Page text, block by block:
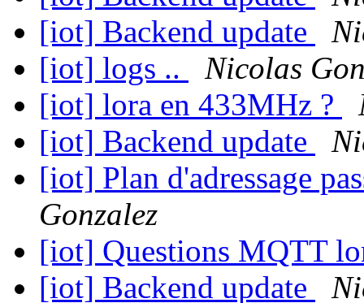
[iot] Backend update
[iot] logs ..
Nicolas
[iot] lora en 433MHz ?
[iot] Backend update
[iot] Plan d'adressage
Gonzalez
[iot] Questions MQTT
[iot] Backend update